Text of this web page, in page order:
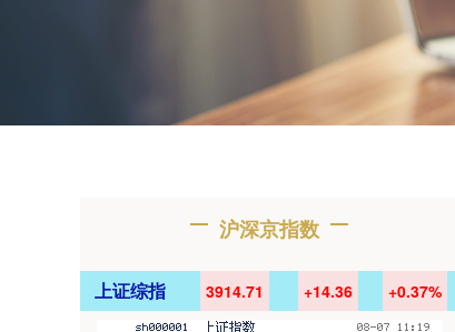
沪深京指数
上证综指 3914.71 +14.36 +0.37%